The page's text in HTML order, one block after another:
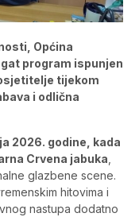
Općina
program ispunjen
tijekom
i odlična
2026. godine, kada
Crvena jabuka
glazbene scene.
hitovima i
nastupa dodatno